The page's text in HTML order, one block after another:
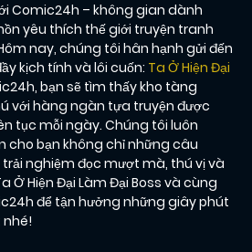
Comic24h – không gian dành
yêu thích thế giới truyện tranh
nay, chúng tôi hân hạnh gửi đến
kịch tính và lôi cuốn: Ta Ở Hiện Đại
bạn sẽ tìm thấy kho tàng
với hàng ngàn tựa truyện được
tục mỗi ngày. Chúng tôi luôn
cho bạn không chỉ những câu
nghiệm đọc mượt mà, thú vị và
Ở Hiện Đại Làm Đại Boss và cùng
để tận hưởng những giây phút